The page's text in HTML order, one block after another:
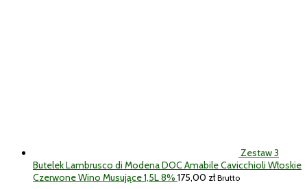
Zestaw 3
Butelek Lambrusco di Modena DOC Amabile Cavicchioli Włoskie
Czerwone Wino Musujące 1,5L 8% 175,00 zł Brutto